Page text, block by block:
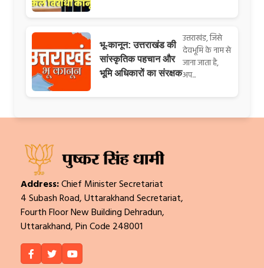
भू-कानून: उत्तराखंड की
सांस्कृतिक पहचान और
भूमि अधिकारों का संरक्षक
उत्तराखंड, जिसे
देवभूमि के नाम से
जाना जाता है,
अप...
Address:Chief Minister Secretariat
4 Subash Road, Uttarakhand Secretariat,
Fourth Floor New Building Dehradun,
Uttarakhand, Pin Code 248001